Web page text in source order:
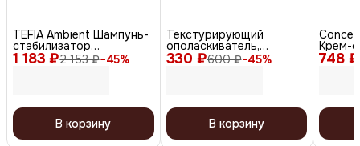
1 183 ₽2 153 ₽−45%
TEFIA Ambient Шампунь-
стабилизатор
процедуры окрашивания
волос / Service Color
В корзину
330 ₽600 ₽−45%
Текстурирующий
ополаскиватель,
антистатик + объём
(Omega-3), 200 мл
В корзину
748 ₽
Крем-
мл